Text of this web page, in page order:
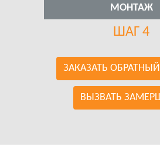
МОНТАЖ
ШАГ 4
ЗАКАЗАТЬ
ВЫЗВАТЬ